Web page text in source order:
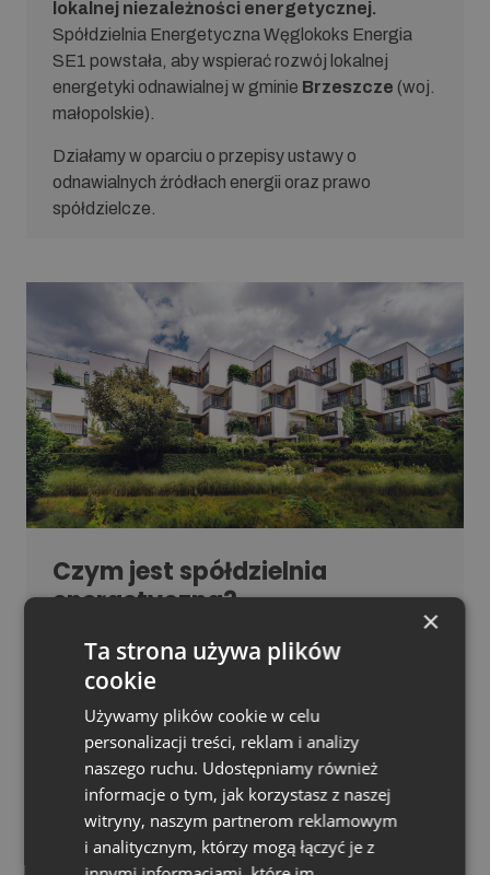
lokalnej niezależności energetycznej.
Spółdzielnia Energetyczna Węglokoks Energia
SE1 powstała, aby wspierać rozwój lokalnej
energetyki odnawialnej w gminie Brzeszcze (woj.
małopolskie).
Działamy w oparciu o przepisy ustawy o
odnawialnych źródłach energii oraz prawo
spółdzielcze.
Czym jest spółdzielnia
energetyczna?
Spółdzielnia energetyczna stanowi innowacyjną
formę organizacji lokalnej społeczności
odnawialne źródła energii, magazynowanie i
wspólne zarządzanie jej produkcją.
Spółdzielnie Energetyczne mogą być założone
tylko w gminach wiejskich i miejsko-wiejskich.
Członkowie, w tym osoby fizyczne, rolnicy,
×
Ta strona używa plików
cookie
Używamy plików cookie w celu
personalizacji treści, reklam i analizy
naszego ruchu. Udostępniamy również
informacje o tym, jak korzystasz z naszej
witryny, naszym partnerom reklamowym
i analitycznym, którzy mogą łączyć je z